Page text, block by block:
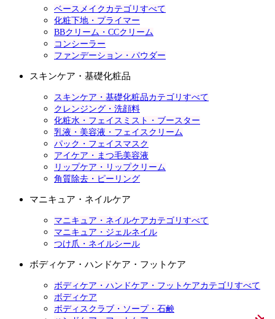
ベースメイクカテゴリすべて
化粧下地・プライマー
BBクリーム・CCクリーム
コンシーラー
ファンデーション・パウダー
スキンケア・基礎化粧品
スキンケア・基礎化粧品カテゴリすべて
クレンジング・洗顔料
化粧水・フェイスミスト・ブースター
乳液・美容液・フェイスクリーム
パック・フェイスマスク
アイケア・まつ毛美容液
リップケア・リップクリーム
角質除去・ピーリング
マニキュア・ネイルケア
マニキュア・ネイルケアカテゴリすべて
マニキュア・ジェルネイル
つけ爪・ネイルシール
ボディケア・ハンドケア・フットケア
ボディケア・ハンドケア・フットケアカテゴリすべて
ボディケア
ボディスクラブ・ソープ・石鹸